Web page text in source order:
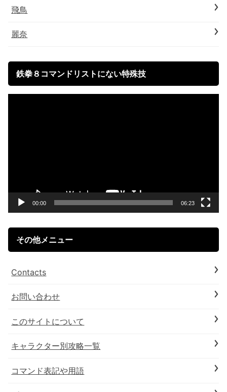
飛鳥
麗奈
鉄拳８コマンドリストにない特殊技
00:00 06:23
その他メニュー
Contacts
お問い合わせ
このサイトについて
キャラクター別攻略一覧
コマンド表記や用語